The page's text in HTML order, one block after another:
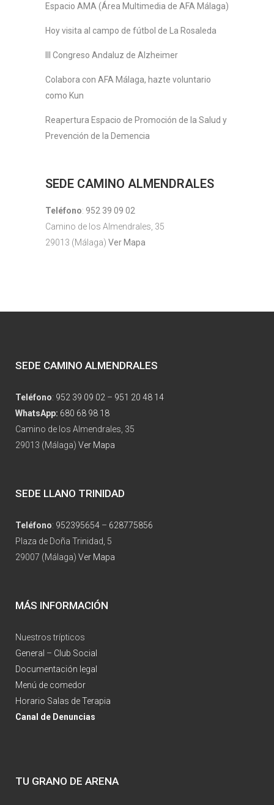
Espacio AMA (Área Multimedia de AFA Málaga)
Hoy visita al campo de fútbol de La Rosaleda
III Congreso Andaluz de Alzheimer
Colabora con AFA Málaga, hazte voluntario
como Kun
Reapertura Espacio de Promoción de la Salud y
Prevención de la Demencia
SEDE CAMINO ALMENDRALES
Teléfono: 952 39 09 02
Camino de los Almendrales, 35
29013 (Málaga) Ver Mapa
SEDE CAMINO ALMENDRALES
Teléfono: 952 39 09 02 – 951 20 48 14
WhatsApp: 680 68 98 18
Camino de los Almendrales, 35
29013 (Málaga) Ver Mapa
SEDE LLANO TRINIDAD
Teléfono: 952395654 – 628775856
Plaza de Doña Trinidad, 5
29007 (Málaga) Ver Mapa
MÁS INFORMACIÓN
Nuestros trípticos
General – Club Social
Documentación legal
Menú de comedor
Horario Salas de Terapia
Canal de Denuncias
TU GRANO DE ARENA